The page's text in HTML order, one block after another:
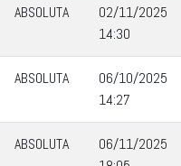
ABSOLUTA
02/11/2025
14:30
ABSOLUTA
06/10/2025
14:27
ABSOLUTA
06/11/2025